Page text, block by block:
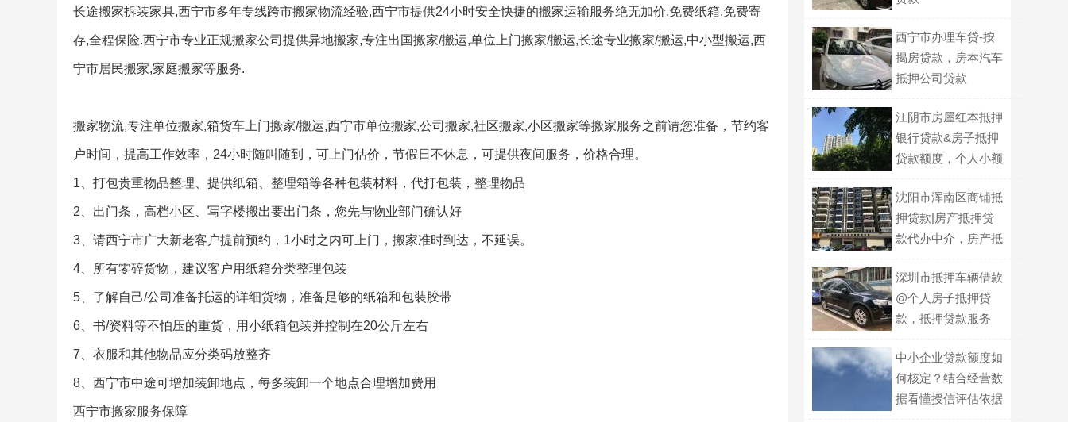
长途搬家拆装家具,西宁市多年专线跨市搬家物流经验,西宁市提供24小时安全快捷的搬家运输服务绝无加价,免费纸箱,免费寄
存,全程保险.西宁市专业正规搬家公司提供异地搬家,专注出国搬家/搬运,单位上门搬家/搬运,长途专业搬家/搬运,中小型搬运,西
宁市居民搬家,家庭搬家等服务.
搬家物流,专注单位搬家,箱货车上门搬家/搬运,西宁市单位搬家,公司搬家,社区搬家,小区搬家等搬家服务之前请您准备，节约客
户时间，提高工作效率，24小时随叫随到，可上门估价，节假日不休息，可提供夜间服务，价格合理。
1、打包贵重物品整理、提供纸箱、整理箱等各种包装材料，代打包装，整理物品
2、出门条，高档小区、写字楼搬出要出门条，您先与物业部门确认好
3、请西宁市广大新老客户提前预约，1小时之内可上门，搬家准时到达，不延误。
4、所有零碎货物，建议客户用纸箱分类整理包装
5、了解自己/公司准备托运的详细货物，准备足够的纸箱和包装胶带
6、书/资料等不怕压的重货，用小纸箱包装并控制在20公斤左右
7、衣服和其他物品应分类码放整齐
8、西宁市中途可增加装卸地点，每多装卸一个地点合理增加费用
西宁市搬家服务保障
西宁市办理车贷-按
揭房贷款，房本汽车
抵押公司贷款
江阴市房屋红本抵押
银行贷款&房子抵押
贷款额度，个人小额
沈阳市浑南区商铺抵
押贷款|房产抵押贷
款代办中介，房产抵
深圳市抵押车辆借款
@个人房子抵押贷
款，抵押贷款服务
中小企业贷款额度如
何核定？结合经营数
据看懂授信评估依据